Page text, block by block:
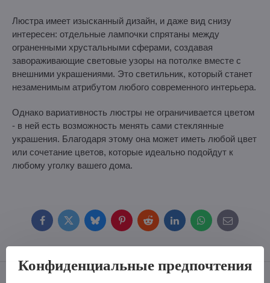
Люстра имеет изысканный дизайн, и даже вид снизу
интересен: отдельные лампочки спрятаны между
ограненными хрустальными сферами, создавая
завораживающие световые узоры на потолке вместе с
внешними украшениями. Это светильник, который станет
незаменимым атрибутом любого современного интерьера.
Однако вариативность люстры не ограничивается цветом
- в ней есть возможность менять сами стеклянные
украшения. Благодаря этому она может иметь любой цвет
или сочетание цветов, которые идеально подойдут к
любому уголку вашего дома.
FacebookTwitterBlueskyPinterestRedditLinkedInWhatsApp
E-
mail
Конфиденциальные предпочтения